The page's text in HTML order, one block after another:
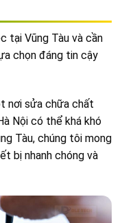
tại Vũng Tàu và cần
chọn đáng tin cậy
nơi sửa chữa chất
Nội có thể khá khó
Tàu, chúng tôi mong
bị nhanh chóng và